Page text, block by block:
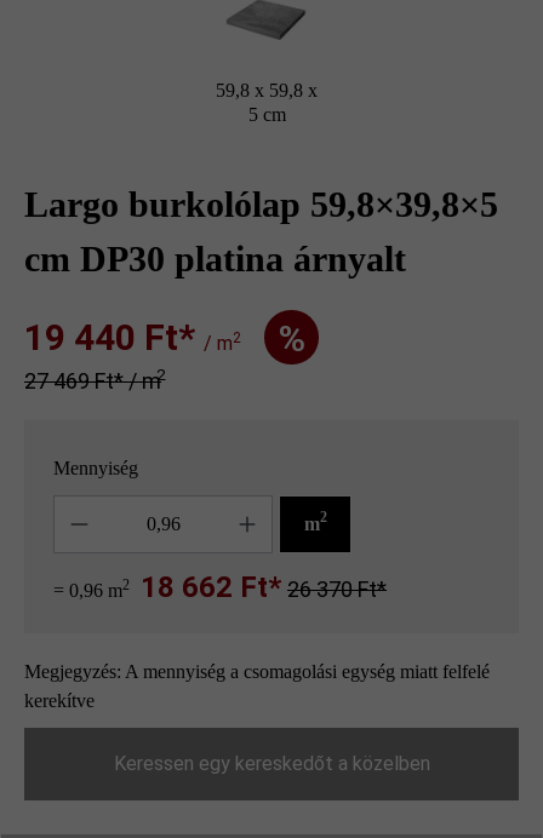
59,8 x 59,8 x
5 cm
Largo burkolólap 59,8×39,8×5
cm DP30 platina árnyalt
19 440 Ft‎‎‎* / m2 %
27 469 Ft‎‎‎* / m2
Mennyiség
m2
= 0,96 m2 18 662 Ft* 26 370 Ft*
Megjegyzés: A mennyiség a csomagolási egység miatt felfelé
kerekítve
Keressen egy kereskedőt a közelben